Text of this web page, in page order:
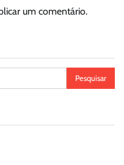
um comentário.